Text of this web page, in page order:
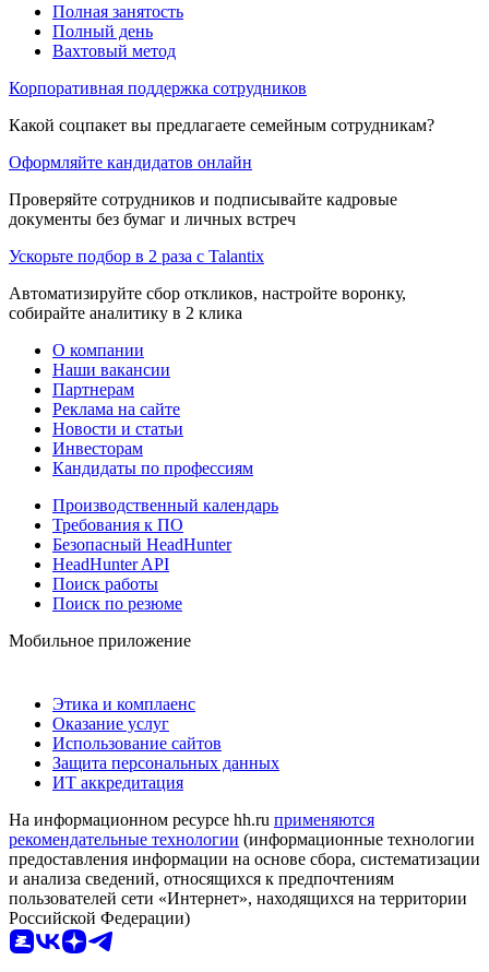
Полная занятость
Полный день
Вахтовый метод
Корпоративная поддержка сотрудников
Какой соцпакет вы предлагаете семейным сотрудникам?
Оформляйте кандидатов онлайн
Проверяйте сотрудников и подписывайте кадровые
документы без бумаг и личных встреч
Ускорьте подбор в 2 раза с Talantix
Автоматизируйте сбор откликов, настройте воронку,
собирайте аналитику в 2 клика
О компании
Наши вакансии
Партнерам
Реклама на сайте
Новости и статьи
Инвесторам
Кандидаты по профессиям
Производственный календарь
Требования к ПО
Безопасный HeadHunter
HeadHunter API
Поиск работы
Поиск по резюме
Мобильное приложение
Этика и комплаенс
Оказание услуг
Использование сайтов
Защита персональных данных
ИТ аккредитация
На информационном ресурсе hh.ru применяются
рекомендательные технологии (информационные технологии
предоставления информации на основе сбора, систематизации
и анализа сведений, относящихся к предпочтениям
пользователей сети «Интернет», находящихся на территории
Российской Федерации)